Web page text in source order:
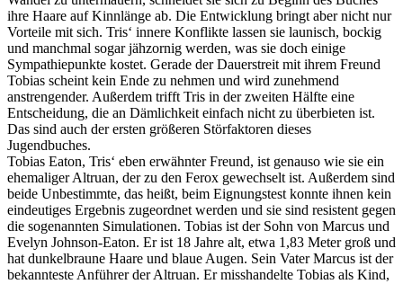
ihre Haare auf Kinnlänge ab. Die Entwicklung bringt aber nicht nur
Vorteile mit sich. Tris‘ innere Konflikte lassen sie launisch, bockig
und manchmal sogar jähzornig werden, was sie doch einige
Sympathiepunkte kostet. Gerade der Dauerstreit mit ihrem Freund
Tobias scheint kein Ende zu nehmen und wird zunehmend
anstrengender. Außerdem trifft Tris in der zweiten Hälfte eine
Entscheidung, die an Dämlichkeit einfach nicht zu überbieten ist.
Das sind auch der ersten größeren Störfaktoren dieses
Jugendbuches.
Tobias Eaton, Tris‘ eben erwähnter Freund, ist genauso wie sie ein
ehemaliger Altruan, der zu den Ferox gewechselt ist. Außerdem sind
beide Unbestimmte, das heißt, beim Eignungstest konnte ihnen kein
eindeutiges Ergebnis zugeordnet werden und sie sind resistent gegen
die sogenannten Simulationen. Tobias ist der Sohn von Marcus und
Evelyn Johnson-Eaton. Er ist 18 Jahre alt, etwa 1,83 Meter groß und
hat dunkelbraune Haare und blaue Augen. Sein Vater Marcus ist der
bekannteste Anführer der Altruan. Er misshandelte Tobias als Kind,